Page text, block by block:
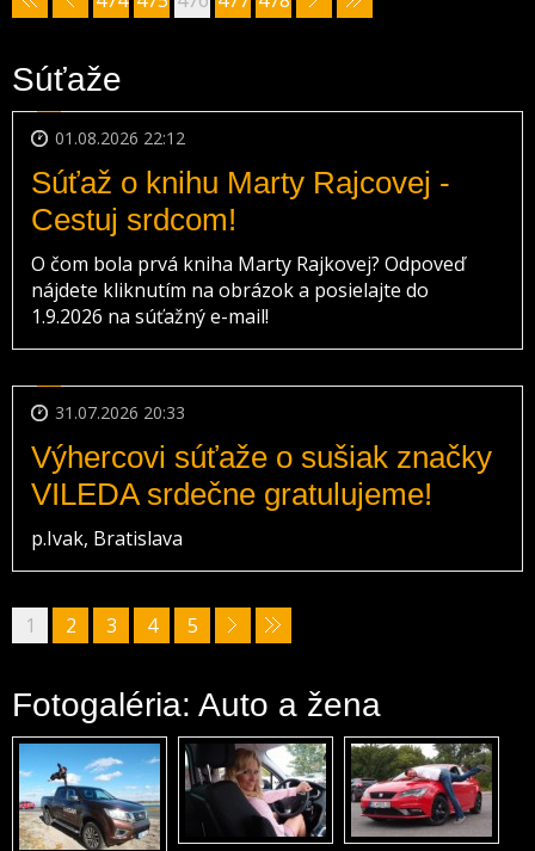
Súťaže
01.08.2026 22:12
Súťaž o knihu Marty Rajcovej -
Cestuj srdcom!
O čom bola prvá kniha Marty Rajkovej? Odpoveď
nájdete kliknutím na obrázok a posielajte do
1.9.2026 na súťažný e-mail!
31.07.2026 20:33
Výhercovi súťaže o sušiak značky
VILEDA srdečne gratulujeme!
p.Ivak, Bratislava
1 2 3 4 5
Fotogaléria: Auto a žena